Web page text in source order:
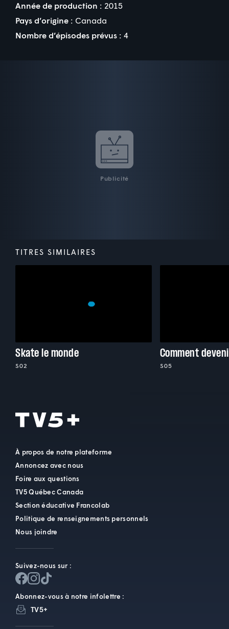
Année de production : 2015
Pays d’origine : Canada
Nombre d’épisodes prévus : 4
Publicité
TITRES SIMILAIRES
Skate le monde
S02
Comment
S05
À propos de notre plateforme
Annoncez avec nous
Foire aux questions
TV5 Québec Canada
Section éducative Francolab
Politique de renseignements personnels
Nous joindre
Suivez-nous sur :
Abonnez-vous à notre infolettre :
TV5+